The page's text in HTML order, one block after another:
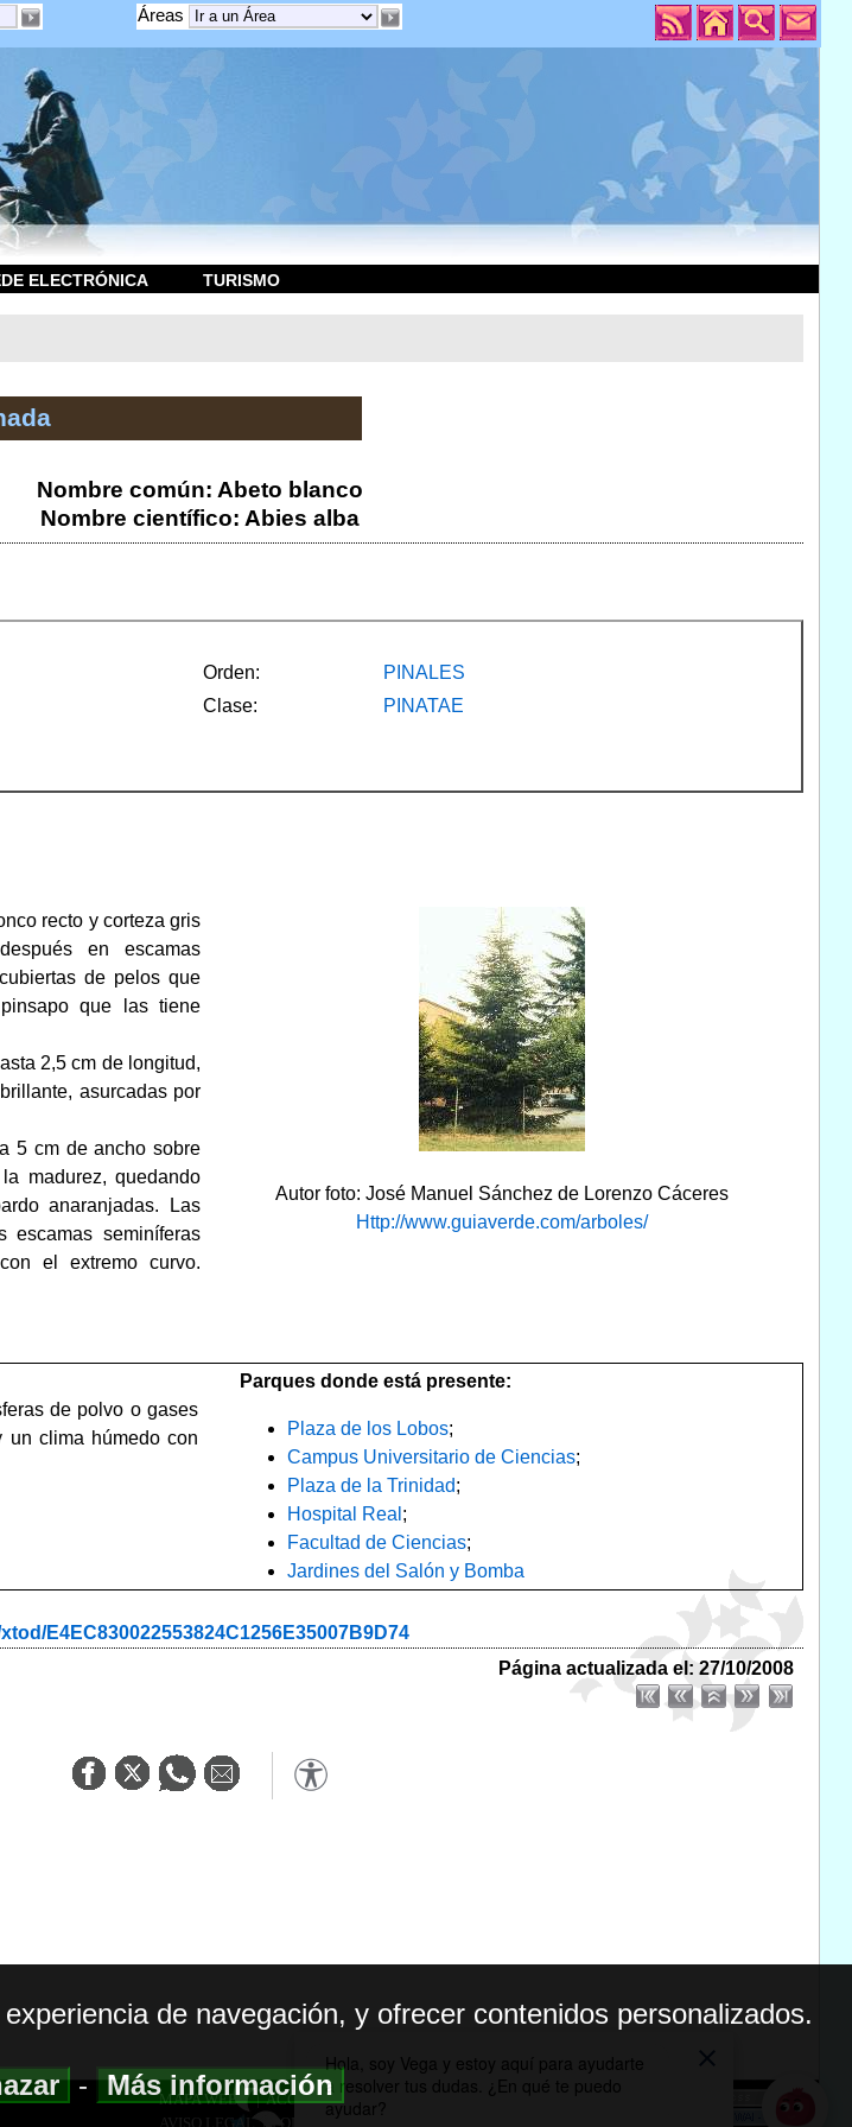
Áreas
ELECTRÓNICA TURISMO
Nombre común: Abeto blanco
Nombre científico: Abies alba
Orden:
PINALES
Clase:
PINATAE
recto y corteza gris
en escamas
de pelos que
que las tiene
2,5 cm de longitud,
asurcadas por
5 cm de ancho sobre
madurez, quedando
anaranjadas. Las
seminíferas
el extremo curvo.
Autor foto: José Manuel Sánchez de Lorenzo Cáceres
Http://www.guiaverde.com/arboles/
de polvo o gases
un clima húmedo con
Parques donde está presente:
Plaza de los Lobos;
Campus Universitario de Ciencias;
Plaza de la Trinidad;
Hospital Real ;
Facultad de Ciencias;
Jardines del Salón y Bomba
E4EC830022553824C1256E35007B9D74
Página actualizada el: 27/10/2008
MAPA WEB|ACCESIBILIDAD
AVISO LEGAL| POLITICA DE PRIVACIDAD
de navegación, y ofrecer contenidos personalizados.
-Más información